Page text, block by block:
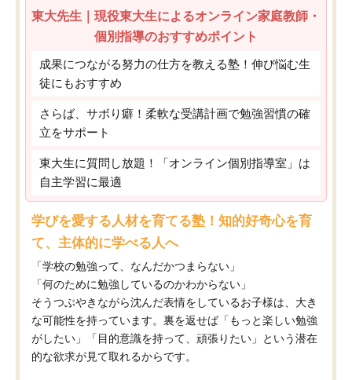
東大先生｜現役東大生によるオンライン家庭教師・
個別指導のおすすめポイント
成果につながる努力の仕方を教える塾！伸び悩む生
徒にもおすすめ
さらば、サボり癖！柔軟な受講計画で勉強習慣の確
立をサポート
東大生に質問し放題！「オンライン個別指導室」は
自主学習に最適
学びを愛する人材を育てる塾！知的好奇心を育
て、主体的に学べる人へ
「学校の勉強って、なんだかつまらない」
「何のために勉強しているのかわからない」
そうつぶやきながら沈んだ表情をしているお子様は、大き
な可能性を持っています。裏を返せば「もっと楽しい勉強
がしたい」「目的意識を持って、頑張りたい」という潜在
的な欲求が見て取れるからです。